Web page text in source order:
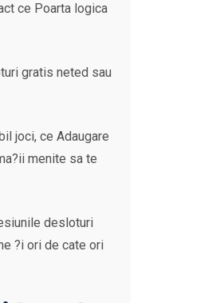
ce Poarta logica
gratis neted sau
joci, ce Adaugare
menite sa te
desloturi
?i ori de cate ori